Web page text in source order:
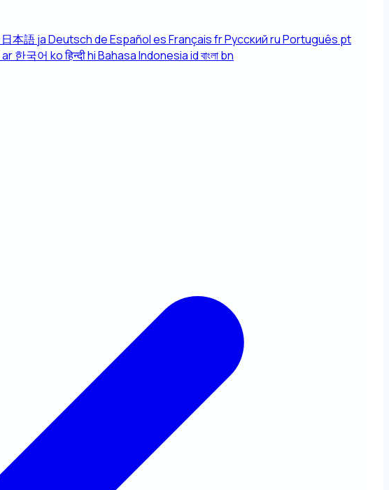
日本語jaDeutschdeEspañolesFrançaisfrРусскийruPortuguês pt
ar한국어 koहिन्दीhiBahasa Indonesiaidবাংলাbn